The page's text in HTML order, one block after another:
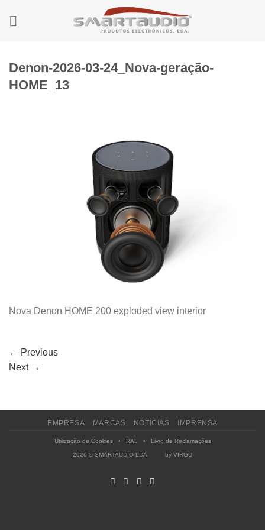
Denon-2026-03-24_Nova-geração-
HOME_13
Nova Denon HOME 200 exploded view interior
← Previous
Next →
EMPRESA MARCAS NOTÍCIAS IMPRENSA
Utilização de Cookies• RAL • Livro de Reclamações
2026 © SMARTAUDIO LDA by VIRGU